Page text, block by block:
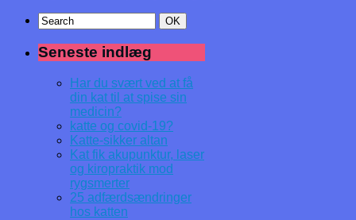
Seneste indlæg
Har du svært ved at få
din kat til at spise sin
medicin?
katte og covid-19?
Katte-sikker altan
Kat fik akupunktur, laser
og kiropraktik mod
rygsmerter
25 adfærdsændringer
hos katten